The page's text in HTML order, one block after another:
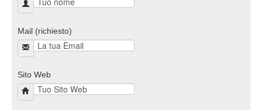
Mail (richiesto)
Sito Web